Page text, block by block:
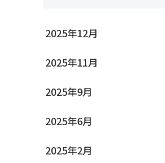
2025年12月
2025年11月
2025年9月
2025年6月
2025年2月